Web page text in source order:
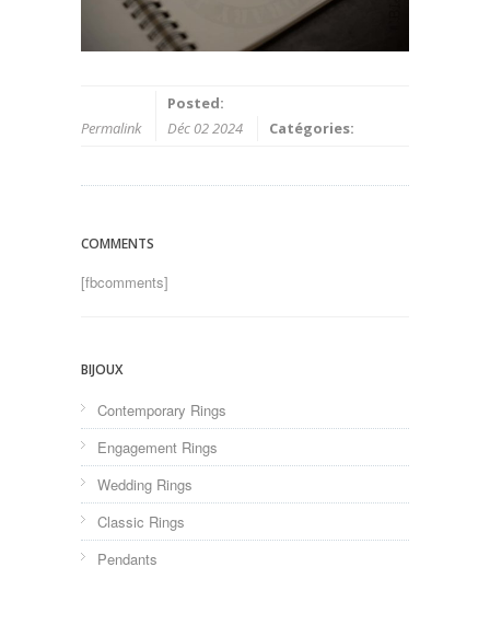
Permalink
Posted:
Déc 02 2024
Catégories:
COMMENTS
[fbcomments]
BIJOUX
Contemporary Rings
Engagement Rings
Wedding Rings
Classic Rings
Pendants